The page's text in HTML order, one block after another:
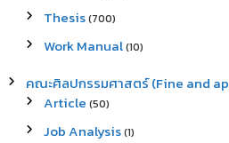
Thesis(700)
Work Manual(10)
คณะศิลปกรรมศาสตร์ (Fine and
Article (50)
Job Analysis(1)